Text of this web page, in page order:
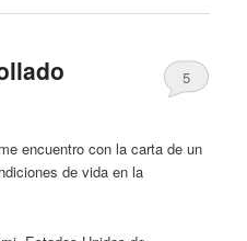
5
encuentro con la carta de un
de vida en la